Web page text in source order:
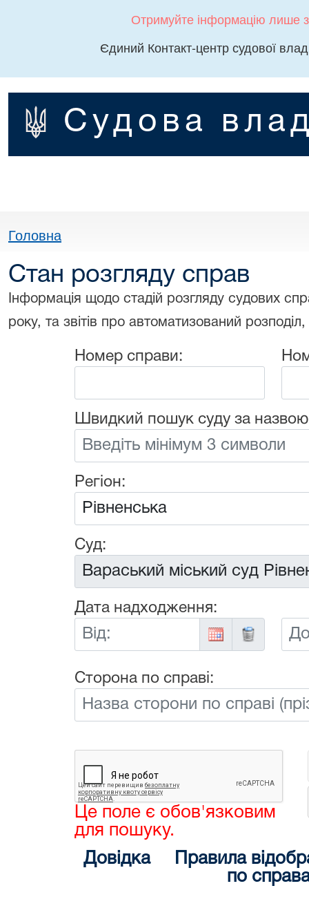
Отримуйте інформацію лише
Єдиний Контакт-центр судової
Судова
Головна
Стан розгляду справ
Інформація щодо стадій розгляду судових
року, та звітів про автоматизований
Номер справи:
Швидкий пошук суду за
Регіон:
Суд:
Дата надходження:
Від:
До:
Сторона по справі:
Це поле є обов'язковим
для пошуку.
Довідка
Правила
по